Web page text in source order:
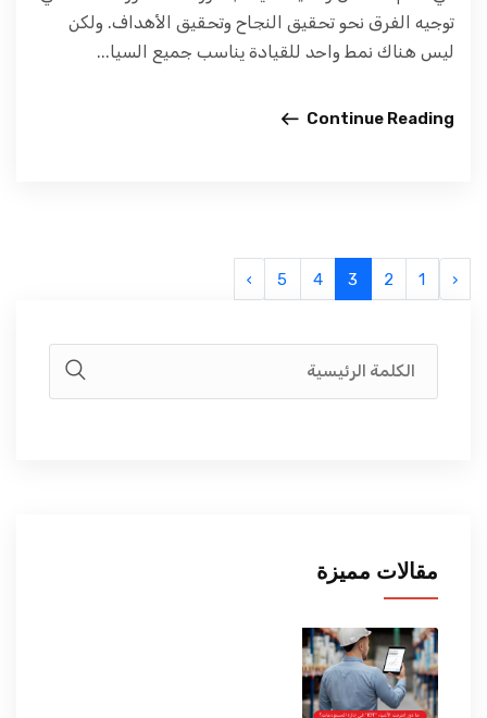
توجيه الفرق نحو تحقيق النجاح وتحقيق الأهداف. ولكن
ليس هناك نمط واحد للقيادة يناسب جميع السيا...
Continue Reading
‹
1
2
3
4
5
›
مقالات مميزة